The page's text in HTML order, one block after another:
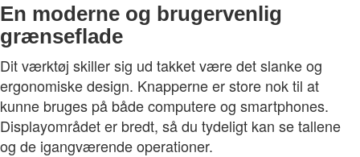
En moderne og brugervenlig
grænseflade
Dit værktøj skiller sig ud takket være det slanke og
ergonomiske design. Knapperne er store nok til at
kunne bruges på både computere og smartphones.
Displayområdet er bredt, så du tydeligt kan se tallene
og de igangværende operationer.